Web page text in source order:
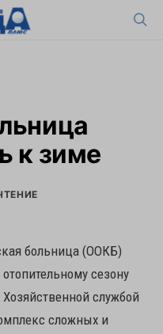
к зиме
больница (ООКБ)
сезону
службой
сложных и